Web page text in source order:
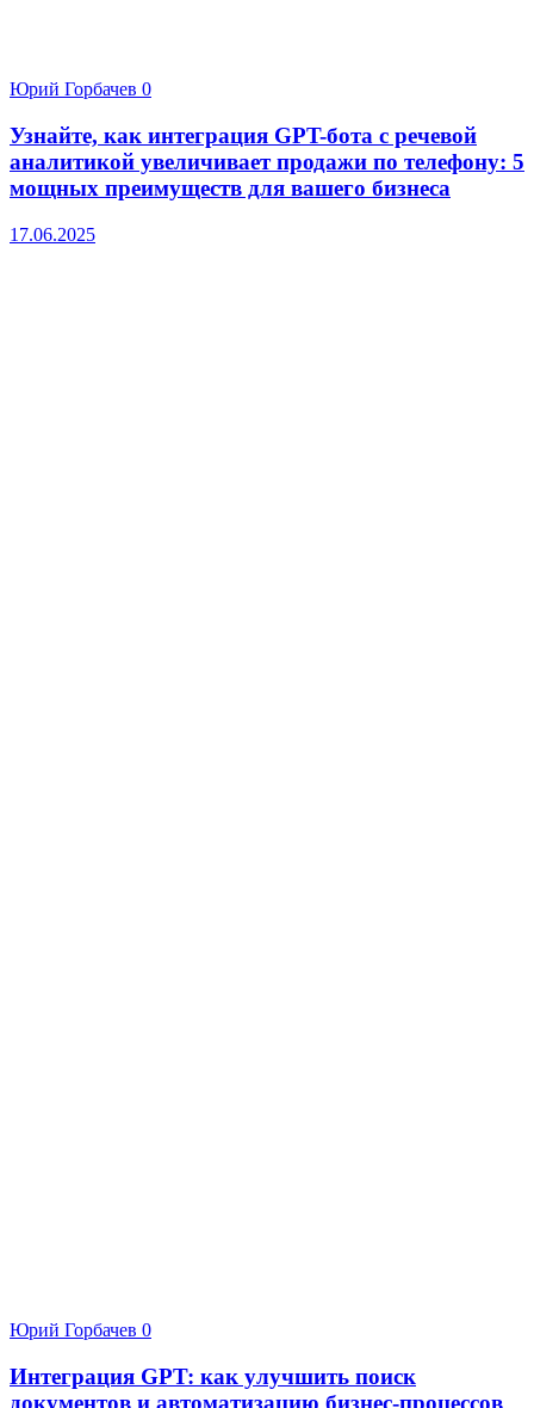
Юрий Горбачев 0
Узнайте, как интеграция GPT-бота с речевой
аналитикой увеличивает продажи по телефону: 5
мощных преимуществ для вашего бизнеса
17.06.2025
Юрий Горбачев 0
Интеграция GPT: как улучшить поиск
документов и автоматизацию бизнес-процессов